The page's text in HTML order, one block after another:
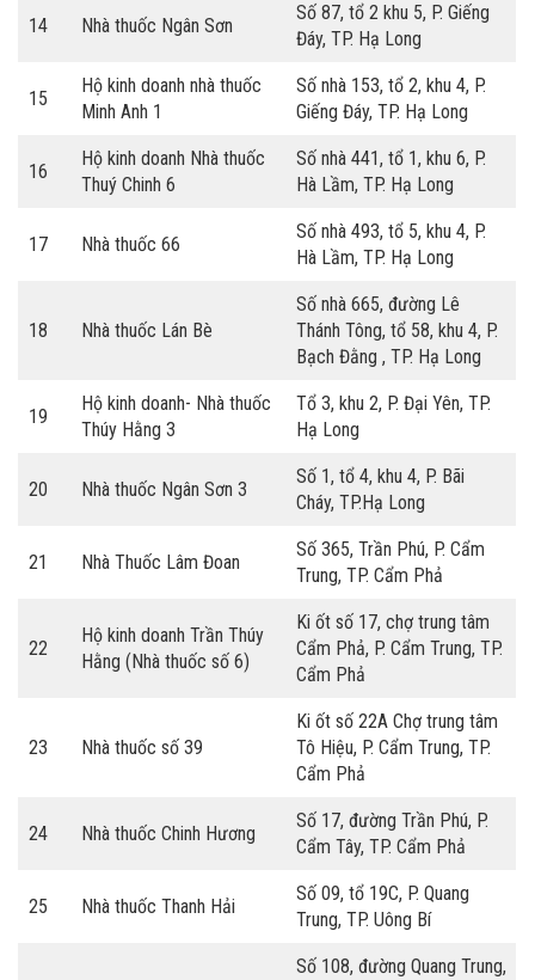
14 Nhà thuốc Ngân Sơn
Số 87, tổ 2 khu 5, P. Giếng
Đáy, TP. Hạ Long
15
Hộ kinh doanh nhà thuốc
Minh Anh 1
Số nhà 153, tổ 2, khu 4, P.
Giếng Đáy, TP. Hạ Long
16
Hộ kinh doanh Nhà thuốc
Thuý Chinh 6
Số nhà 441, tổ 1, khu 6, P.
Hà Lầm, TP. Hạ Long
17 Nhà thuốc 66
Số nhà 493, tổ 5, khu 4, P.
Hà Lầm, TP. Hạ Long
18 Nhà thuốc Lán Bè
Số nhà 665, đường Lê
Thánh Tông, tổ 58, khu 4, P.
Bạch Đằng , TP. Hạ Long
19
Hộ kinh doanh- Nhà thuốc
Thúy Hằng 3
Tổ 3, khu 2, P. Đại Yên, TP.
Hạ Long
20 Nhà thuốc Ngân Sơn 3
Số 1, tổ 4, khu 4, P. Bãi
Cháy, TP.Hạ Long
21 Nhà Thuốc Lâm Đoan
Số 365, Trần Phú, P. Cẩm
Trung, TP. Cẩm Phả
22
Hộ kinh doanh Trần Thúy
Hằng (Nhà thuốc số 6)
Ki ốt số 17, chợ trung tâm
Cẩm Phả, P. Cẩm Trung, TP.
Cẩm Phả
23 Nhà thuốc số 39
Ki ốt số 22A Chợ trung tâm
Tô Hiệu, P. Cẩm Trung, TP.
Cẩm Phả
24 Nhà thuốc Chinh Hương
Số 17, đường Trần Phú, P.
Cẩm Tây, TP. Cẩm Phả
25 Nhà thuốc Thanh Hải
Số 09, tổ 19C, P. Quang
Trung, TP. Uông Bí
Số 108, đường Quang Trung,